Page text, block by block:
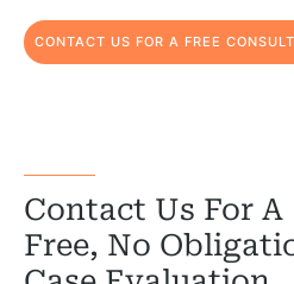
CONTACT US FOR A FREE
Contact Us For A
Free, No